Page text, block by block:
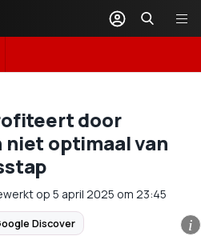
door
optimaal van
op 5 april 2025 om 23:45
Discover i